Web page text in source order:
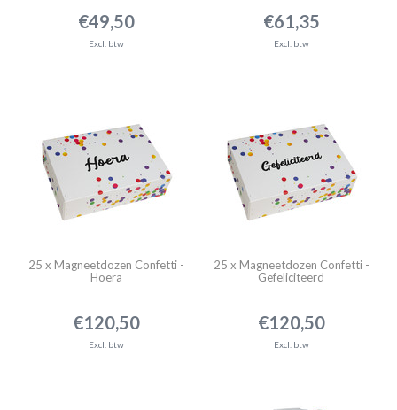
€49,50
Excl. btw
€61,35
Excl. btw
25 x Magneetdozen Confetti -
Hoera
€120,50
Excl. btw
25 x Magneetdozen Confetti -
Gefeliciteerd
€120,50
Excl. btw